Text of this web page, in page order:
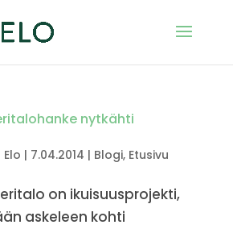
nytkähti
Elo | 7.04.2014 | Blogi, Etusivu
on ikuisuusprojekti,
askeleen kohti